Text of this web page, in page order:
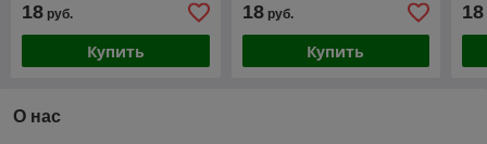
18 руб.
Купить
18руб.
Купить
18
О нас